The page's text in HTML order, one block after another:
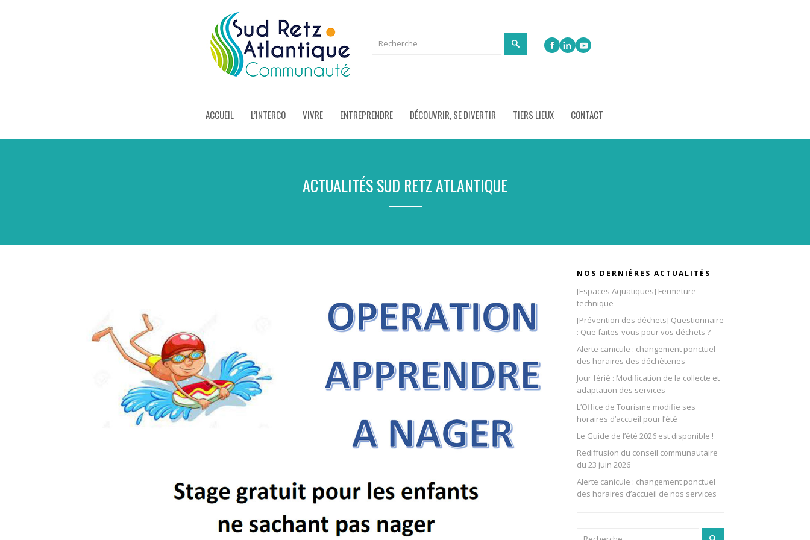
ACCUEIL L’INTERCO VIVRE ENTREPRENDRE DÉCOUVRIR, SE DIVERTIR TIERS LIEUX CONTACT
ACTUALITÉS SUD RETZ ATLANTIQUE
NOS DERNIÈRES ACTUALITÉS
[Espaces Aquatiques] Fermeture
technique
[Prévention des déchets] Questionnaire
: Que faites-vous pour vos déchets ?
Alerte canicule : changement ponctuel
des horaires des déchèteries
Jour férié : Modification de la collecte et
adaptation des services
L’Office de Tourisme modifie ses
horaires d’accueil pour l’été
Le Guide de l’été 2026 est disponible !
Rediffusion du conseil communautaire
du 23 juin 2026
Alerte canicule : changement ponctuel
des horaires d’accueil de nos services